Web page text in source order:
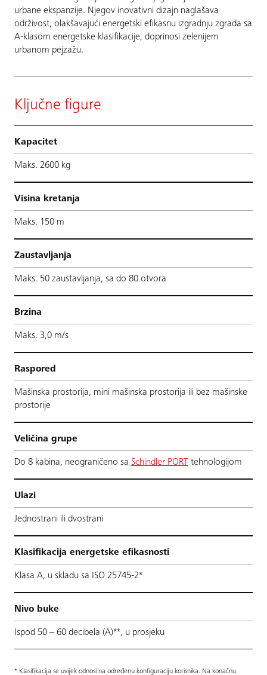
urbane ekspanzije. Njegov inovativni dizajn naglašava
održivost, olakšavajući energetski efikasnu izgradnju zgrada sa
A-klasom energetske klasifikacije, doprinosi zelenijem
urbanom pejzažu.
Ključne figure
Kapacitet
Maks. 2600 kg
Visina kretanja
Maks. 150 m
Zaustavljanja
Maks. 50 zaustavljanja, sa do 80 otvora
Brzina
Maks. 3,0 m/s
Raspored
Mašinska prostorija, mini mašinska prostorija ili bez mašinske
prostorije
Veličina grupe
Do 8 kabina, neograničeno sa Schindler PORT tehnologijom
Ulazi
Jednostrani ili dvostrani
Klasifikacija energetske efikasnosti
Klasa A, u skladu sa ISO 25745-2*
Nivo buke
Ispod 50 – 60 decibela (A)**, u prosjeku
* Klasifikacija se uvijek odnosi na određenu konfiguraciju korisnika. Na konačnu